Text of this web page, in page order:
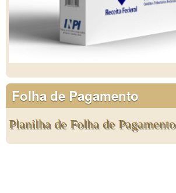
Folha de Pagamento
Planilha de Folha de Pagamento